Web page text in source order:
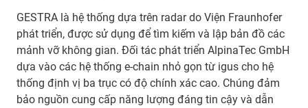
GESTRA là hệ thống dựa trên radar do Viện Fraunhofer
phát triển, được sử dụng để tìm kiếm và lập bản đồ các
mảnh vỡ không gian. Đối tác phát triển AlpinaTec GmbH
dựa vào các hệ thống e-chain nhỏ gọn từ igus cho hệ
thống định vị ba trục có độ chính xác cao. Chúng đảm
bảo nguồn cung cấp năng lượng đáng tin cậy và dẫn